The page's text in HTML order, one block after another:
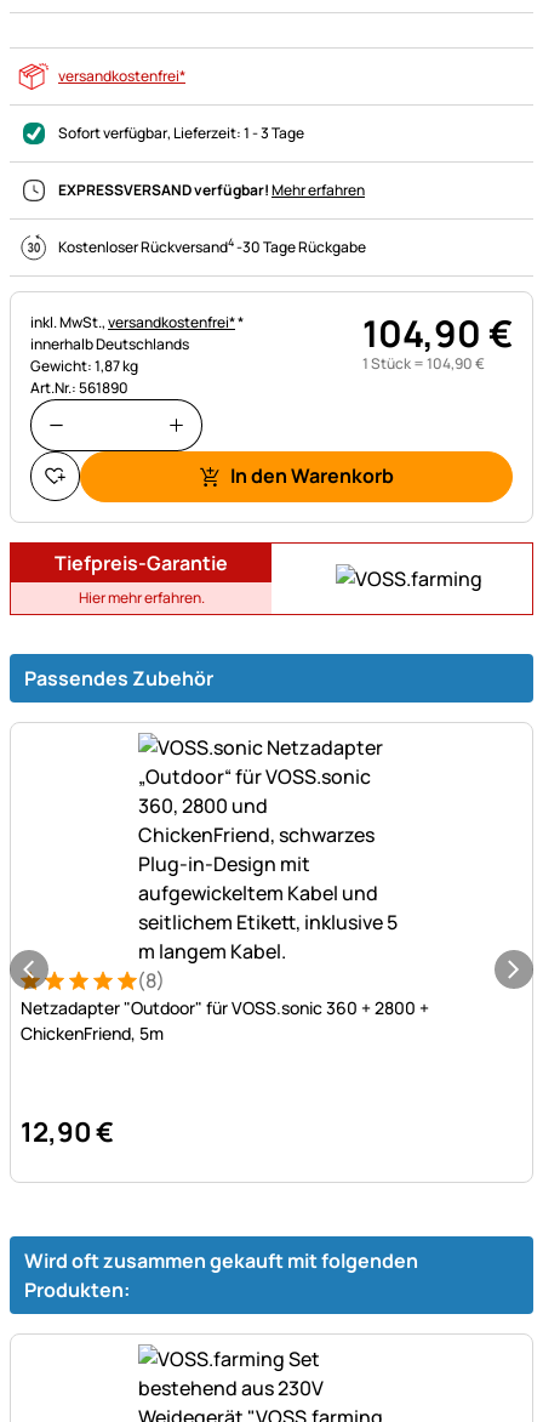
versandkostenfrei*
Sofort verfügbar, Lieferzeit:1 - 3 Tage
EXPRESSVERSAND verfügbar!Mehr erfahren
Kostenloser Rückversand4-30 Tage Rückgabe
Steuerhinweis:
inkl. MwSt.,versandkostenfrei**
innerhalb Deutschlands
Gewicht: 1,87 kg
Art.Nr.: 561890
104,90€
1 Stück =104,90€
In den Warenkorb
Tiefpreis-Garantie
Hier mehr erfahren.
Passendes Zubehör
Bewertung: 5 von 5 (8 Bewertungen)
8 Bewertungen
(8)
Netzadapter "Outdoor" für VOSS.sonic 360 + 2800 +
ChickenFriend, 5m
12,90€
Wird oft zusammen gekauft mit folgenden
Produkten: